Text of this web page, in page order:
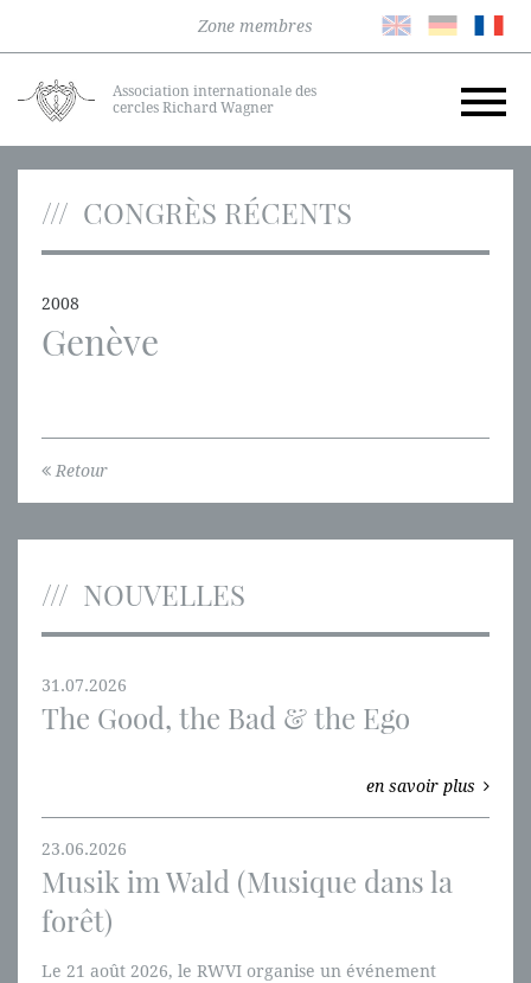
Zone membres
Association internationale des
cercles Richard Wagner
CONGRÈS RÉCENTS
2008
Genève
Retour
NOUVELLES
31.07.2026
The Good, the Bad & the Ego
en savoir plus
23.06.2026
Musik im Wald (Musique dans la
forêt)
Le 21 août 2026, le RWVI organise un événement